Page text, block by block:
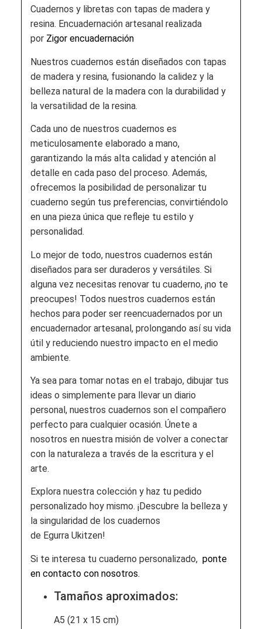
Cuadernos y libretas con tapas de madera y
resina. Encuadernación artesanal realizada
por Zigor encuadernación
Nuestros cuadernos están diseñados con tapas
de madera y resina, fusionando la calidez y la
belleza natural de la madera con la durabilidad y
la versatilidad de la resina.
Cada uno de nuestros cuadernos es
meticulosamente elaborado a mano,
garantizando la más alta calidad y atención al
detalle en cada paso del proceso. Además,
ofrecemos la posibilidad de personalizar tu
cuaderno según tus preferencias, convirtiéndolo
en una pieza única que refleje tu estilo y
personalidad.
Lo mejor de todo, nuestros cuadernos están
diseñados para ser duraderos y versátiles. Si
alguna vez necesitas renovar tu cuaderno, ¡no te
preocupes! Todos nuestros cuadernos están
hechos para poder ser reencuadernados por un
encuadernador artesanal, prolongando así su vida
útil y reduciendo nuestro impacto en el medio
ambiente.
Ya sea para tomar notas en el trabajo, dibujar tus
ideas o simplemente para llevar un diario
personal, nuestros cuadernos son el compañero
perfecto para cualquier ocasión. Únete a
nosotros en nuestra misión de volver a conectar
con la naturaleza a través de la escritura y el
arte.
Explora nuestra colección y haz tu pedido
personalizado hoy mismo. ¡Descubre la belleza y
la singularidad de los cuadernos
de Egurra Ukitzen!
Si te interesa tu cuaderno personalizado, ponte
en contacto con nosotros.
Tamaños aproximados:
A5 (21 x 15 cm)